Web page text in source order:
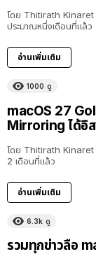
โดย Thitirath Kinaret
ประมาณหนึ่งเดือนที่แล้ว
อ่านเพิ่มเติม
1000 ดู
macOS 27
Mirroring ได้อิส
โดย Thitirath Kinaret
2 เดือนที่แล้ว
อ่านเพิ่มเติม
6.3k ดู
รวมทุกข่าวลือ